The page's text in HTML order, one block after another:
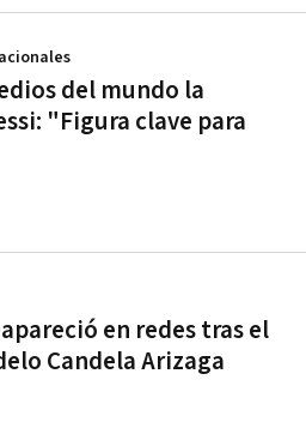
del mundo la
"Figura clave para
en redes tras el
Candela Arizaga